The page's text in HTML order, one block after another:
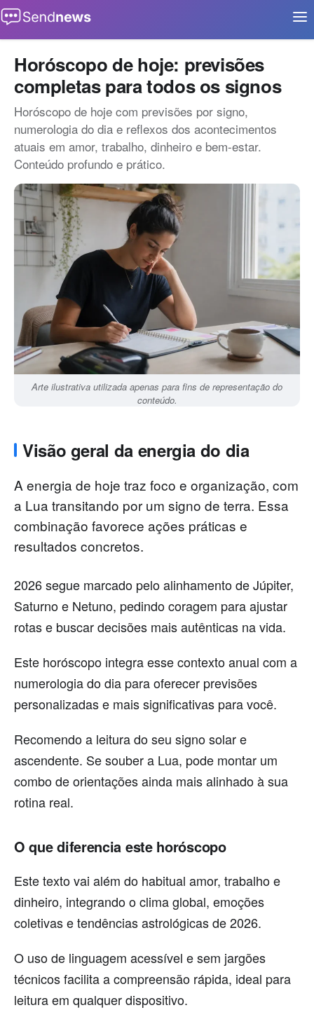
Início
Aplicativos
Eventos
Notícias
Oportunidades
Tecnologia
Contato
Horóscopo de hoje: previsões
completas para todos os signos
Horóscopo de hoje com previsões por signo,
numerologia do dia e reflexos dos acontecimentos
atuais em amor, trabalho, dinheiro e bem-estar.
Conteúdo profundo e prático.
Arte ilustrativa utilizada apenas para fins de representação do
conteúdo.
Visão geral da energia do dia
A energia de hoje traz foco e organização, com
a Lua transitando por um signo de terra. Essa
combinação favorece ações práticas e
resultados concretos.
2026 segue marcado pelo alinhamento de Júpiter,
Saturno e Netuno, pedindo coragem para ajustar
rotas e buscar decisões mais autênticas na vida.
Este horóscopo integra esse contexto anual com a
numerologia do dia para oferecer previsões
personalizadas e mais significativas para você.
Recomendo a leitura do seu signo solar e
ascendente. Se souber a Lua, pode montar um
combo de orientações ainda mais alinhado à sua
rotina real.
O que diferencia este horóscopo
Este texto vai além do habitual amor, trabalho e
dinheiro, integrando o clima global, emoções
coletivas e tendências astrológicas de 2026.
O uso de linguagem acessível e sem jargões
técnicos facilita a compreensão rápida, ideal para
leitura em qualquer dispositivo.